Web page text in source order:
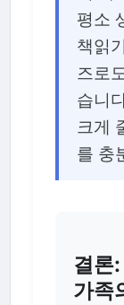
평소
책읽
즈로
습니
크게
를 충
결론
가족